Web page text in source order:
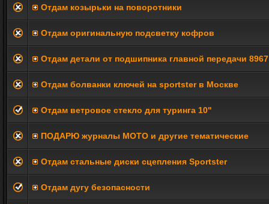
Отдам козырьки на поворотники
Отдам оригинальную подсветку кофров
Отдам детали от подшипника главной передачи 8967
Отдам болванки ключей на sportster в Москве
Отдам ветровое стекло для туринга 10"
ПОДАРЮ журналы МОТО и другие тематические
Отдам стальные диски сцепления Sportster
Отдам дугу безопасности